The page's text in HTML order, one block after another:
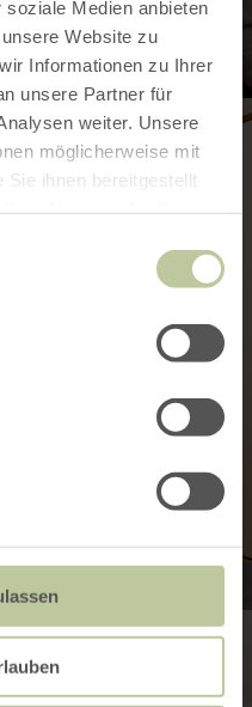
Medien anbieten
Website zu
Informationen zu Ihrer
unsere Partner für
weiter. Unsere
möglicherweise mit
Sie ihnen bereitgestellt